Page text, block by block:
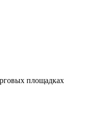
площадках